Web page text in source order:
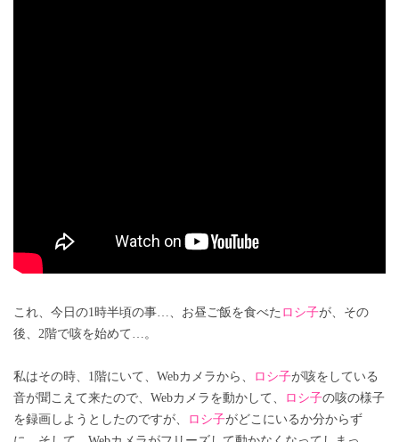
これ、今日の1時半頃の事…、お昼ご飯を食べた ロシ子が、その
後、2階で咳を始めて…。
私はその時、1階にいて、Webカメラから、 ロシ子が咳をしている
音が聞こえて来たので、Webカメラを動かして、
ロシ子の咳の様子
を録画しようとしたのですが、
ロシ子がどこにいるか分からず